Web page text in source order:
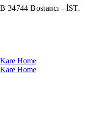
34744 Bostancı - İST.